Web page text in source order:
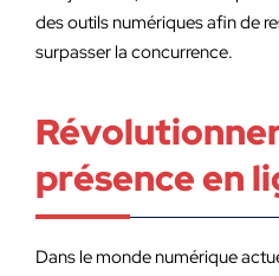
des outils numériques afin de
surpasser la concurrence.
présence en
Dans le monde numérique